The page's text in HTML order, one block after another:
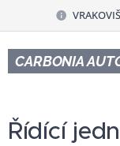
CARBONIA
Řídící